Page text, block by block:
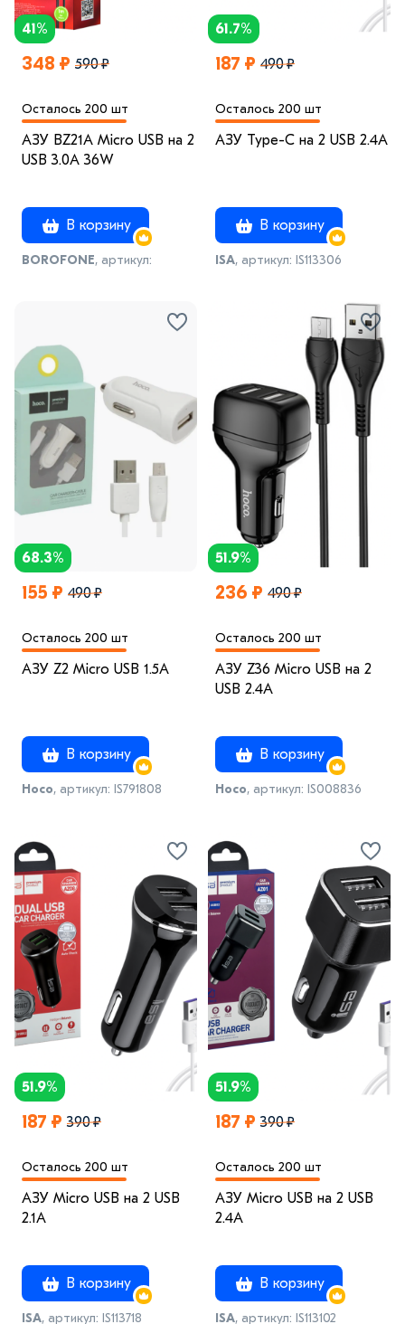
41%
348 ₽ 590 ₽
Осталось 200 шт
АЗУ BZ21A Micro USB на 2
USB 3.0A 36W
В корзину
BOROFONE, артикул:
61.7%
187 ₽ 490 ₽
Осталось 200 шт
АЗУ Type-C на 2 USB 2.4A
В корзину
ISA, артикул: IS113306
68.3%
155 ₽ 490 ₽
Осталось 200 шт
АЗУ Z2 Micro USB 1.5A
В корзину
Hoco, артикул: IS791808
51.9%
236 ₽ 490 ₽
Осталось 200 шт
АЗУ Z36 Micro USB на 2
USB 2.4A
В корзину
Hoco, артикул: IS008836
51.9%
187 ₽ 390 ₽
Осталось 200 шт
АЗУ Micro USB на 2 USB
2.1A
В корзину
ISA, артикул: IS113718
51.9%
187 ₽ 390 ₽
Осталось 200 шт
АЗУ Micro USB на 2 USB
2.4A
В корзину
ISA, артикул: IS113102